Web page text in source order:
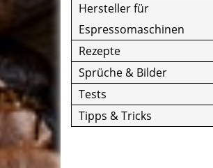
Hersteller für
Espressomaschinen
Rezepte
Sprüche & Bilder
Tests
Tipps & Tricks